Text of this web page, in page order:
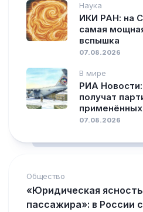
Наука
ИКИ РАН: на
самая
вспышка
07.08.2026
В мире
РИА
получат
07.08.2026
Общество
«Юридическая
пассажира»: в России